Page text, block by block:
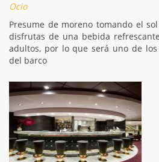
Ocio
Presume de moreno tomando el
disfrutas de una bebida
adultos, por lo que será uno de
del barco